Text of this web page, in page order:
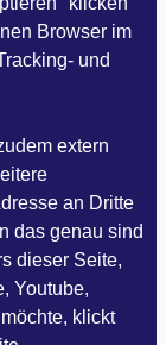
Browser im
und
extern
an Dritte
das genau sind
dieser Seite,
Youtube,
klickt